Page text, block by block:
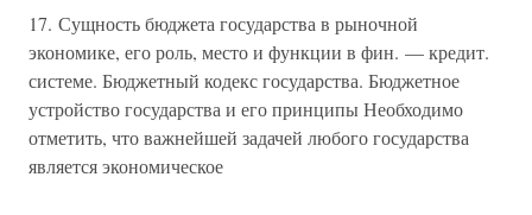
17. Сущность бюджета государства в рыночной
экономике, его роль, место и функции в фин. — кредит.
системе. Бюджетный кодекс государства. Бюджетное
устройство государства и его принципы Необходимо
отметить, что важнейшей задачей любого государства
является экономическое